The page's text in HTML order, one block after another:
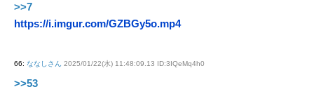
>>7
https://i.imgur.com/GZBGy5o.mp4
66: ななしさん 2025/01/22(水) 11:48:09.13 ID:3IQeMq4h0
>>53